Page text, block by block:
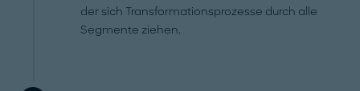
der sich Transformationsprozesse durch alle
Segmente ziehen.